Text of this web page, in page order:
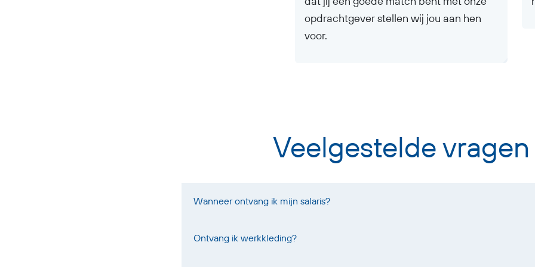
opdrachtgever stellen wij jou aan hen
voor.
Veelgestelde vragen
Wanneer ontvang ik mijn salaris?
Ontvang ik werkkleding?